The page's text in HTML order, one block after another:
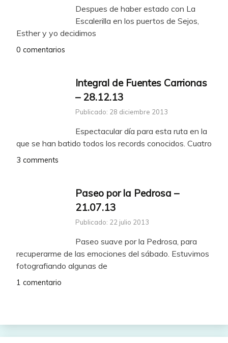
Despues de haber estado con La
Escalerilla en los puertos de Sejos,
Esther y yo decidimos
0 comentarios
Integral de Fuentes Carrionas
– 28.12.13
Publicado: 28 diciembre 2013
Espectacular día para esta ruta en la
que se han batido todos los records conocidos. Cuatro
3 comments
Paseo por la Pedrosa –
21.07.13
Publicado: 22 julio 2013
Paseo suave por la Pedrosa, para
recuperarme de las emociones del sábado. Estuvimos
fotografiando algunas de
1 comentario